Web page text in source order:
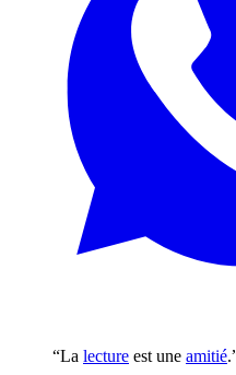
“La lecture est une amitié